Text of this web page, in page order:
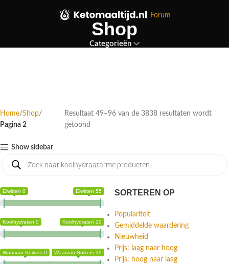
Forum
Shop
Categorieën
Home Shop
Pagina 2
Resultaat 49–96 van de 3838 resultaten wordt
getoond
Show sidebar
Eiwitten 0 Eiwitten 55
Koolhydraten 0 Koolhydraten 10
Waarvan Suikers 0 Waarvan Suikers 29
SORTEREN OP
Populariteit
Gemiddelde waardering
Nieuwheid
Prijs: laag naar hoog
Prijs: hoog naar laag